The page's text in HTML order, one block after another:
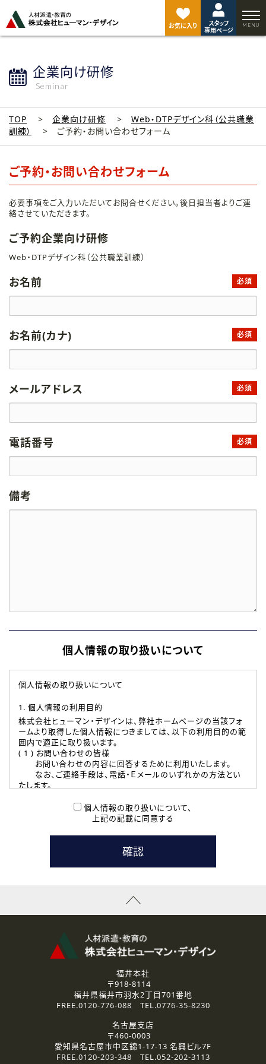
お気に入り
スタッフ
専用ページ
企業向け研修
Seminar
TOP 企業向け研修
Web・DTPデザイン科（公共職業
訓練）
ご予約・お問い合わせフォーム
ご予約・お問い合わせフォーム
必要事項をご入力いただいてお問合せください。後日担当者よりご連
絡させていただきます。
ご予約企業向け研修
Web・DTPデザイン科（公共職業訓練）
お名前 必須
お名前(カナ) 必須
メールアドレス 必須
電話番号 必須
備考
個人情報の取り扱いについて
個人情報の取り扱いについて
1. 個人情報の利用目的
株式会社ヒューマン・デザインは、弊社ホームページの当該フォ
ームより取得した個人情報につきましては、以下の利用目的の範
囲内で適正に取り扱います。
( 1 ) お問い合わせの皆様
お問い合わせの内容に回答するために利用いたします。
なお、ご連絡手段は、電話・Ｅメールのいずれかの方法とい
たします。
本登録に関するご連絡および本登録時の参考情報として利
たします。
( 3 ) スタッフ派遣を検討されている企業の皆様
お問い合わせの内容に回答するために利用いたします。
なお、ご連絡手段は、電話・Ｅメールのいずれかの方法とい
資料送付、受講相談に関するご連絡のために利用いたしま
その他、お問い合わせの内容に回答するために利用いたし
なお、ご連絡手段は、電話・Ｅメールのいずれかの方法とい
2.個人情報の第三者提供
ご提供いただいた個人情報は、法令等の規定に従う場合を除き、
3.個人情報の取り扱いの委託
弊社の定める個人情報保護の評価基準を満たした委託先に、個
人情報を委託する場合があります。
個人情報の取り扱いについて、
上記の記載に同意する
ジ
ト
福井本社
〒918-8114
福井県福井市羽水2丁目701番地
FREE.0120-776-088 TEL.0776-35-8230
名古屋支店
〒460-0003
愛知県名古屋市中区錦1-17-13 名興ビル7F
FREE.0120-203-348 TEL.052-202-3113